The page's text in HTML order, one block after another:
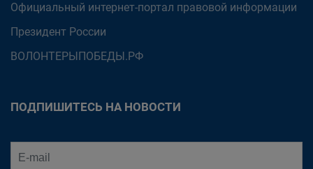
Официальный интернет-портал правовой информации
Президент России
ВОЛОНТЕРЫПОБЕДЫ.РФ
ПОДПИШИТЕСЬ НА НОВОСТИ